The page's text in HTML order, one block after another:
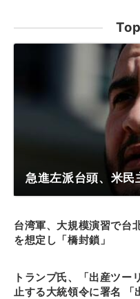
急進左派台頭、米民
台湾軍、大規模演習で台
を想定し「橋封鎖」
トランプ氏、「出産ツー
止する大統領令に署名 「